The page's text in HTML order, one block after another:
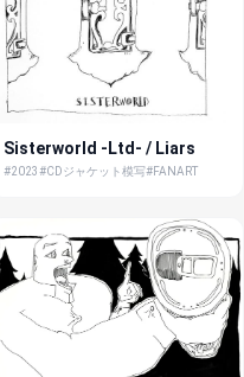
Sisterworld -Ltd- / Liars
#2023#CDジャケット模写#FANART